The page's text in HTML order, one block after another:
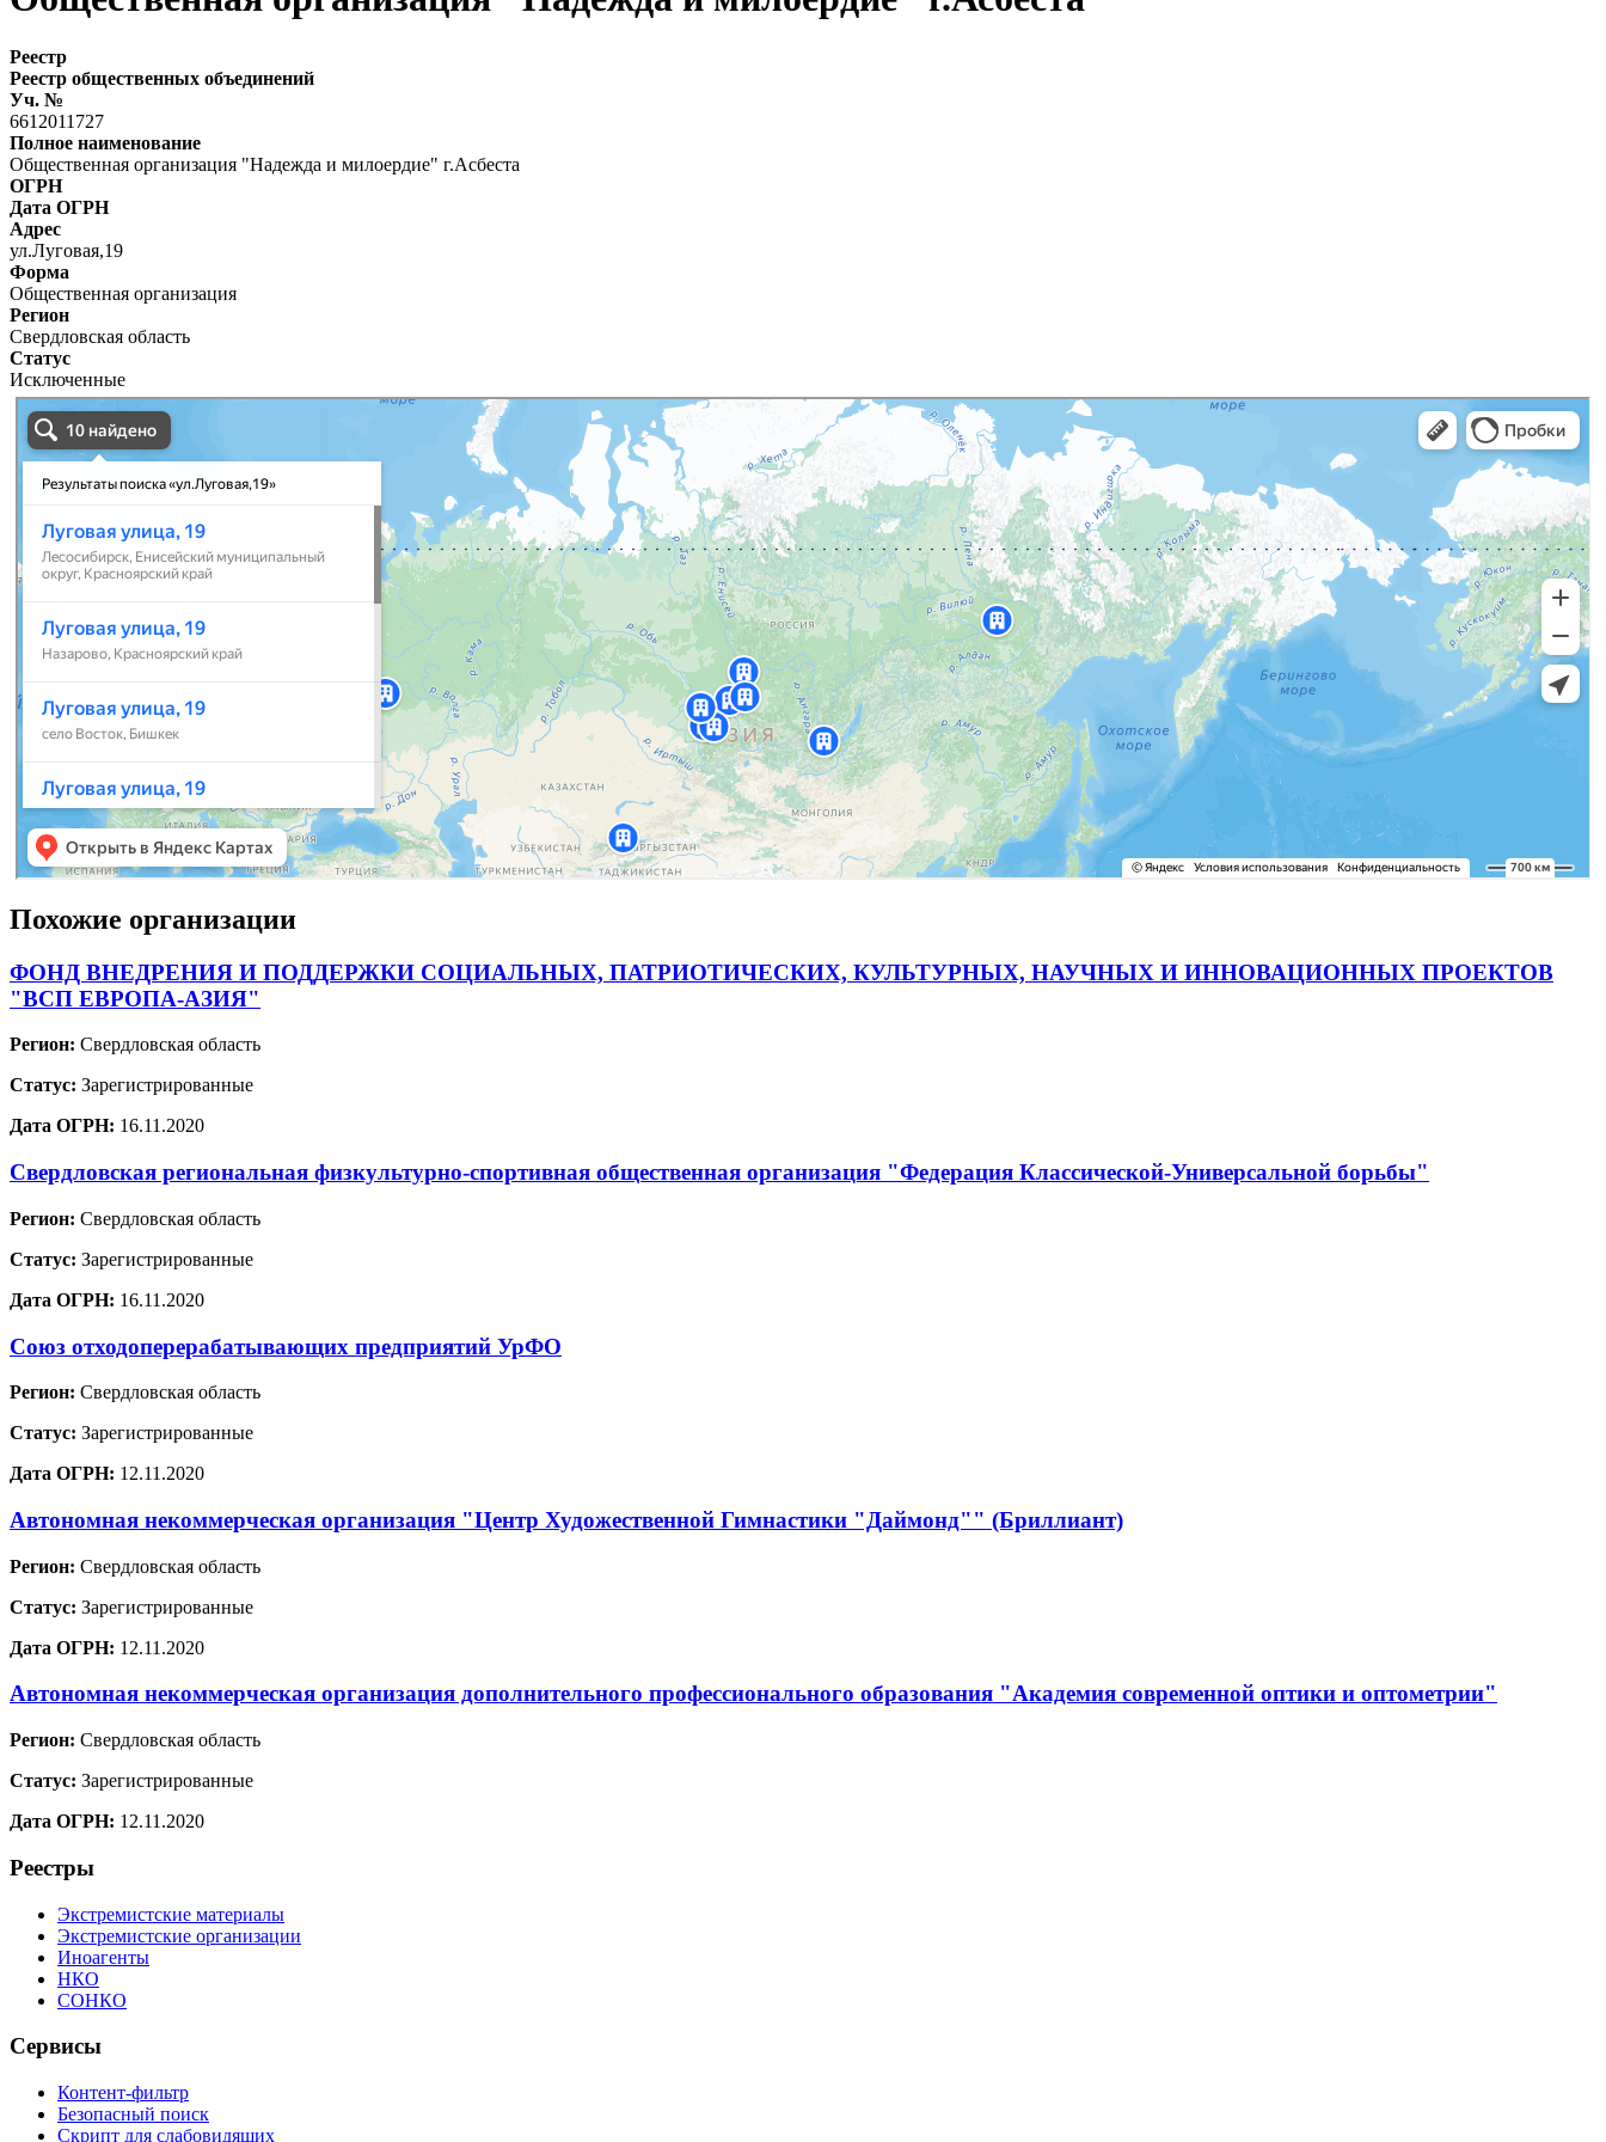
Реестр
Реестр общественных объединений
Уч. №
6612011727
Полное наименование
Общественная организация "Надежда и милоердие" г.Асбеста
ОГРН
Дата ОГРН
Адрес
ул.Луговая,19
Форма
Общественная организация
Регион
Свердловская область
Статус
Исключенные
Похожие организации
ФОНД ВНЕДРЕНИЯ И ПОДДЕРЖКИ СОЦИАЛЬНЫХ, ПАТРИОТИЧЕСКИХ, КУЛЬТУРНЫХ, НАУЧНЫХ И ИННОВАЦИОННЫХ ПРОЕКТОВ
"ВСП ЕВРОПА-АЗИЯ"
Регион: Свердловская область
Статус: Зарегистрированные
Дата ОГРН: 16.11.2020
Свердловская региональная физкультурно-спортивная общественная организация "Федерация Классической-Универсальной борьбы"
Регион: Свердловская область
Статус: Зарегистрированные
Дата ОГРН: 16.11.2020
Союз отходоперерабатывающих предприятий УрФО
Регион: Свердловская область
Статус: Зарегистрированные
Дата ОГРН: 12.11.2020
Автономная некоммерческая организация "Центр Художественной Гимнастики "Даймонд"" (Бриллиант)
Регион: Свердловская область
Статус: Зарегистрированные
Дата ОГРН: 12.11.2020
Автономная некоммерческая организация дополнительного профессионального образования "Академия современной оптики и оптометрии"
Регион: Свердловская область
Статус: Зарегистрированные
Дата ОГРН: 12.11.2020
Реестры
Экстремистские материалы
Экстремистские организации
Иноагенты
НКО
СОНКО
Сервисы
Контент-фильтр
Безопасный поиск
Скрипт для слабовидящих